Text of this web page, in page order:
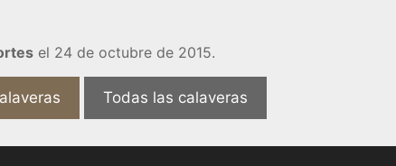
el 24 de octubre de 2015.
Todas las calaveras